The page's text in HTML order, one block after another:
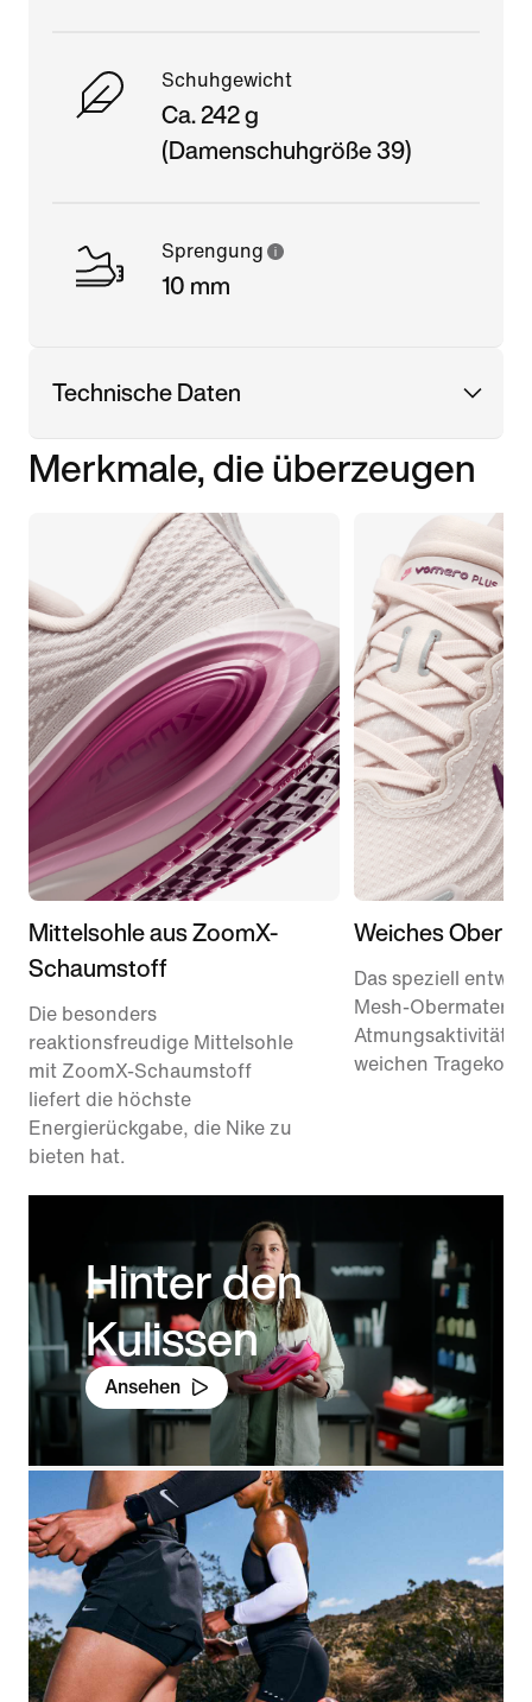
Schuhgewicht
Ca. 242 g
(Damenschuhgröße 39)
Sprengung
10 mm
Technische Daten
Merkmale, die überzeugen
Mittelsohle aus ZoomX-
Schaumstoff
Die besonders
reaktionsfreudige Mittelsohle
mit ZoomX-Schaumstoff
liefert die höchste
Energierückgabe, die Nike zu
bieten hat.
Weiches
Das speziell
Mesh-
Atmungsaktivität
weichen
Hinter den
Kulissen
Ansehen